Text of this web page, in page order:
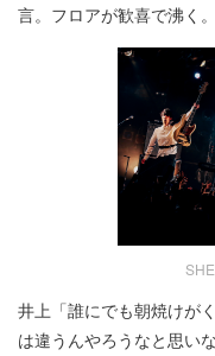
言。フロアが歓喜で沸く。
井上「誰にでも朝焼けが
は違うんやろうなと思い